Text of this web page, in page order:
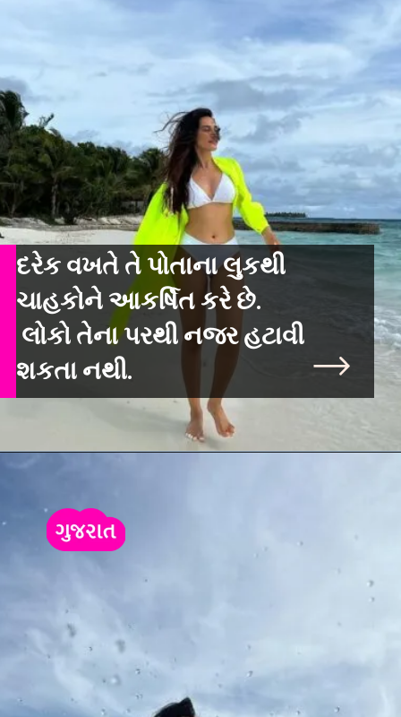
દરેક વખતે તે પોતાના લુકથી
ચાહકોને આકર્ષિત કરે છે.
લોકો તેના પરથી નજર હટાવી
શકતા નથી.